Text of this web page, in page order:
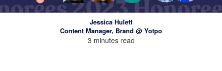
Jessica Hulett
Content Manager, Brand @ Yotpo
3 minutes read